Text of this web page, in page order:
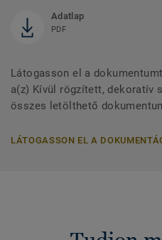
Adatlap
PDF
Látogasson el a
a(z) Kívül rögzített, dekoratív
összes letölthető
LÁTOGASSON EL A